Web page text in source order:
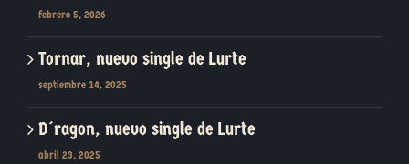
febrero 5, 2026
Tornar, nuevo single de Lurte
septiembre 14, 2025
D´ragon, nuevo single de Lurte
abril 23, 2025